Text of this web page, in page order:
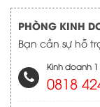
PHÒNG KINH
Bạn cần sự hỗ
Kinh doanh 1
0818